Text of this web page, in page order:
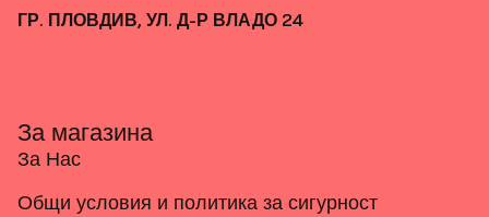
ГР. ПЛОВДИВ, УЛ. Д-Р ВЛАДО 24
За магазина
За Нас
Общи условия и политика за сигурност